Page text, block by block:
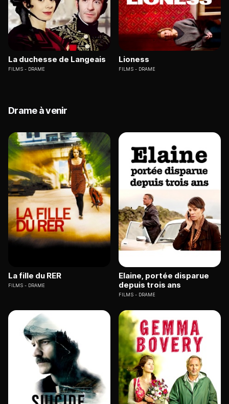
La duchesse de Langeais
FILMS DRAME
Lioness
FILMS DRAME
Drame à venir
La fille du RER
FILMS DRAME
Elaine, portée disparue
depuis trois ans
FILMS DRAME